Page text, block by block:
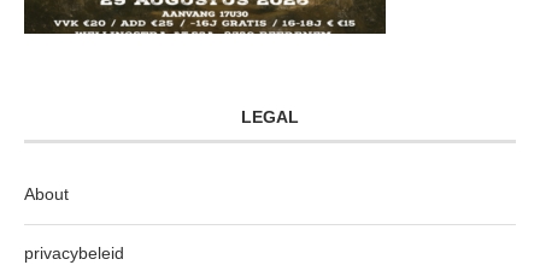
LEGAL
About
privacybeleid